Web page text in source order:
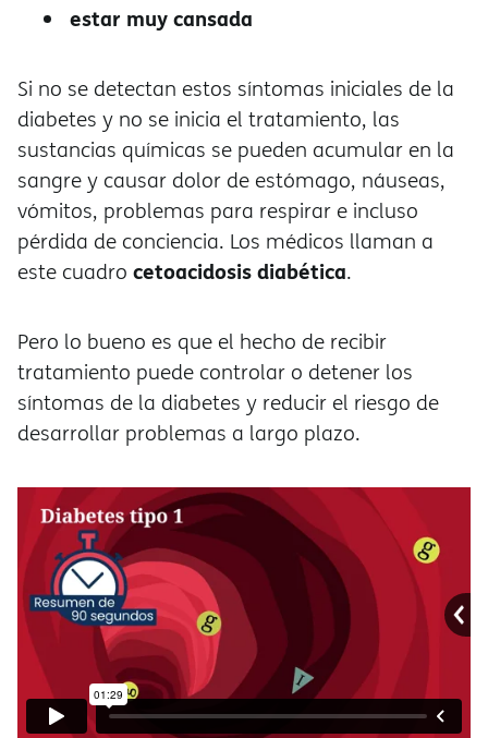
estar muy cansada
Si no se detectan estos síntomas iniciales de la
diabetes y no se inicia el tratamiento, las
sustancias químicas se pueden acumular en la
sangre y causar dolor de estómago, náuseas,
vómitos, problemas para respirar e incluso
pérdida de conciencia. Los médicos llaman a
este cuadro cetoacidosis diabética.
Pero lo bueno es que el hecho de recibir
tratamiento puede controlar o detener los
síntomas de la diabetes y reducir el riesgo de
desarrollar problemas a largo plazo.